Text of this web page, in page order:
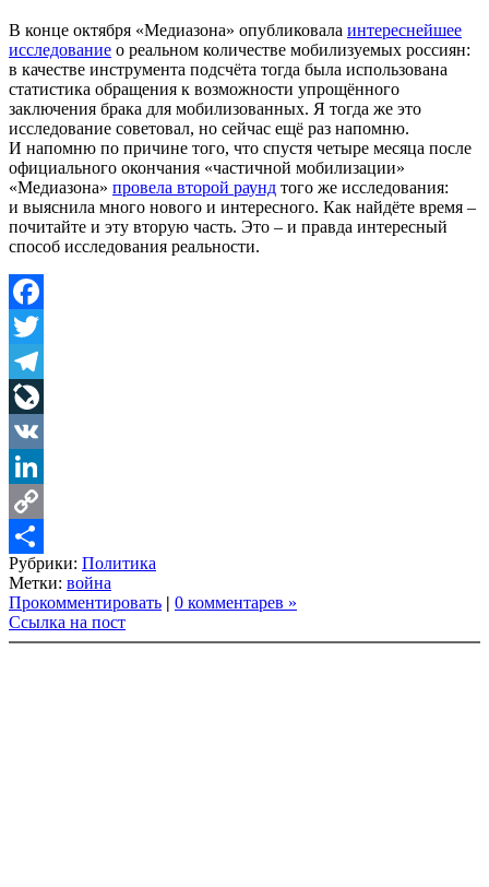
В конце октября «Медиазона» опубликовала интереснейшее
исследование о реальном количестве мобилизуемых россиян:
в качестве инструмента подсчёта тогда была использована
статистика обращения к возможности упрощённого
заключения брака для мобилизованных. Я тогда же это
исследование советовал, но сейчас ещё раз напомню.
И напомню по причине того, что спустя четыре месяца после
официального окончания «частичной мобилизации»
«Медиазона» провела второй раунд того же исследования:
и выяснила много нового и интересного. Как найдёте время –
почитайте и эту вторую часть. Это – и правда интересный
способ исследования реальности.
Facebook
Twitter
Telegram
LiveJournal
VK
LinkedIn
Copy
Link
Share
Рубрики: Политика
Метки: война
Прокомментировать | 0 комментарев »
Ссылка на пост